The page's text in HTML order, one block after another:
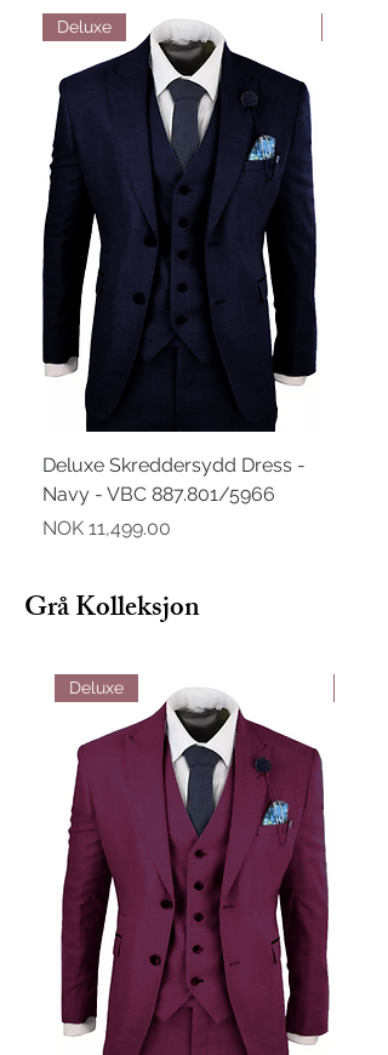
Deluxe
Deluxe Skreddersydd Dress -
Navy - VBC 887.801/5966
Pris
NOK 11,499.00
Grå Kolleksjon
Deluxe